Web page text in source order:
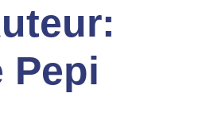
Pepi